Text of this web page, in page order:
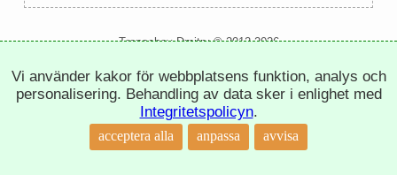
Trepachev Dmitry © 2012-2026
integritetspolicy inställningar för cookies
Vi använder kakor för webbplatsens funktion, analys och
personalisering. Behandling av data sker i enlighet med
Integritetspolicyn.
acceptera alla anpassa avvisa